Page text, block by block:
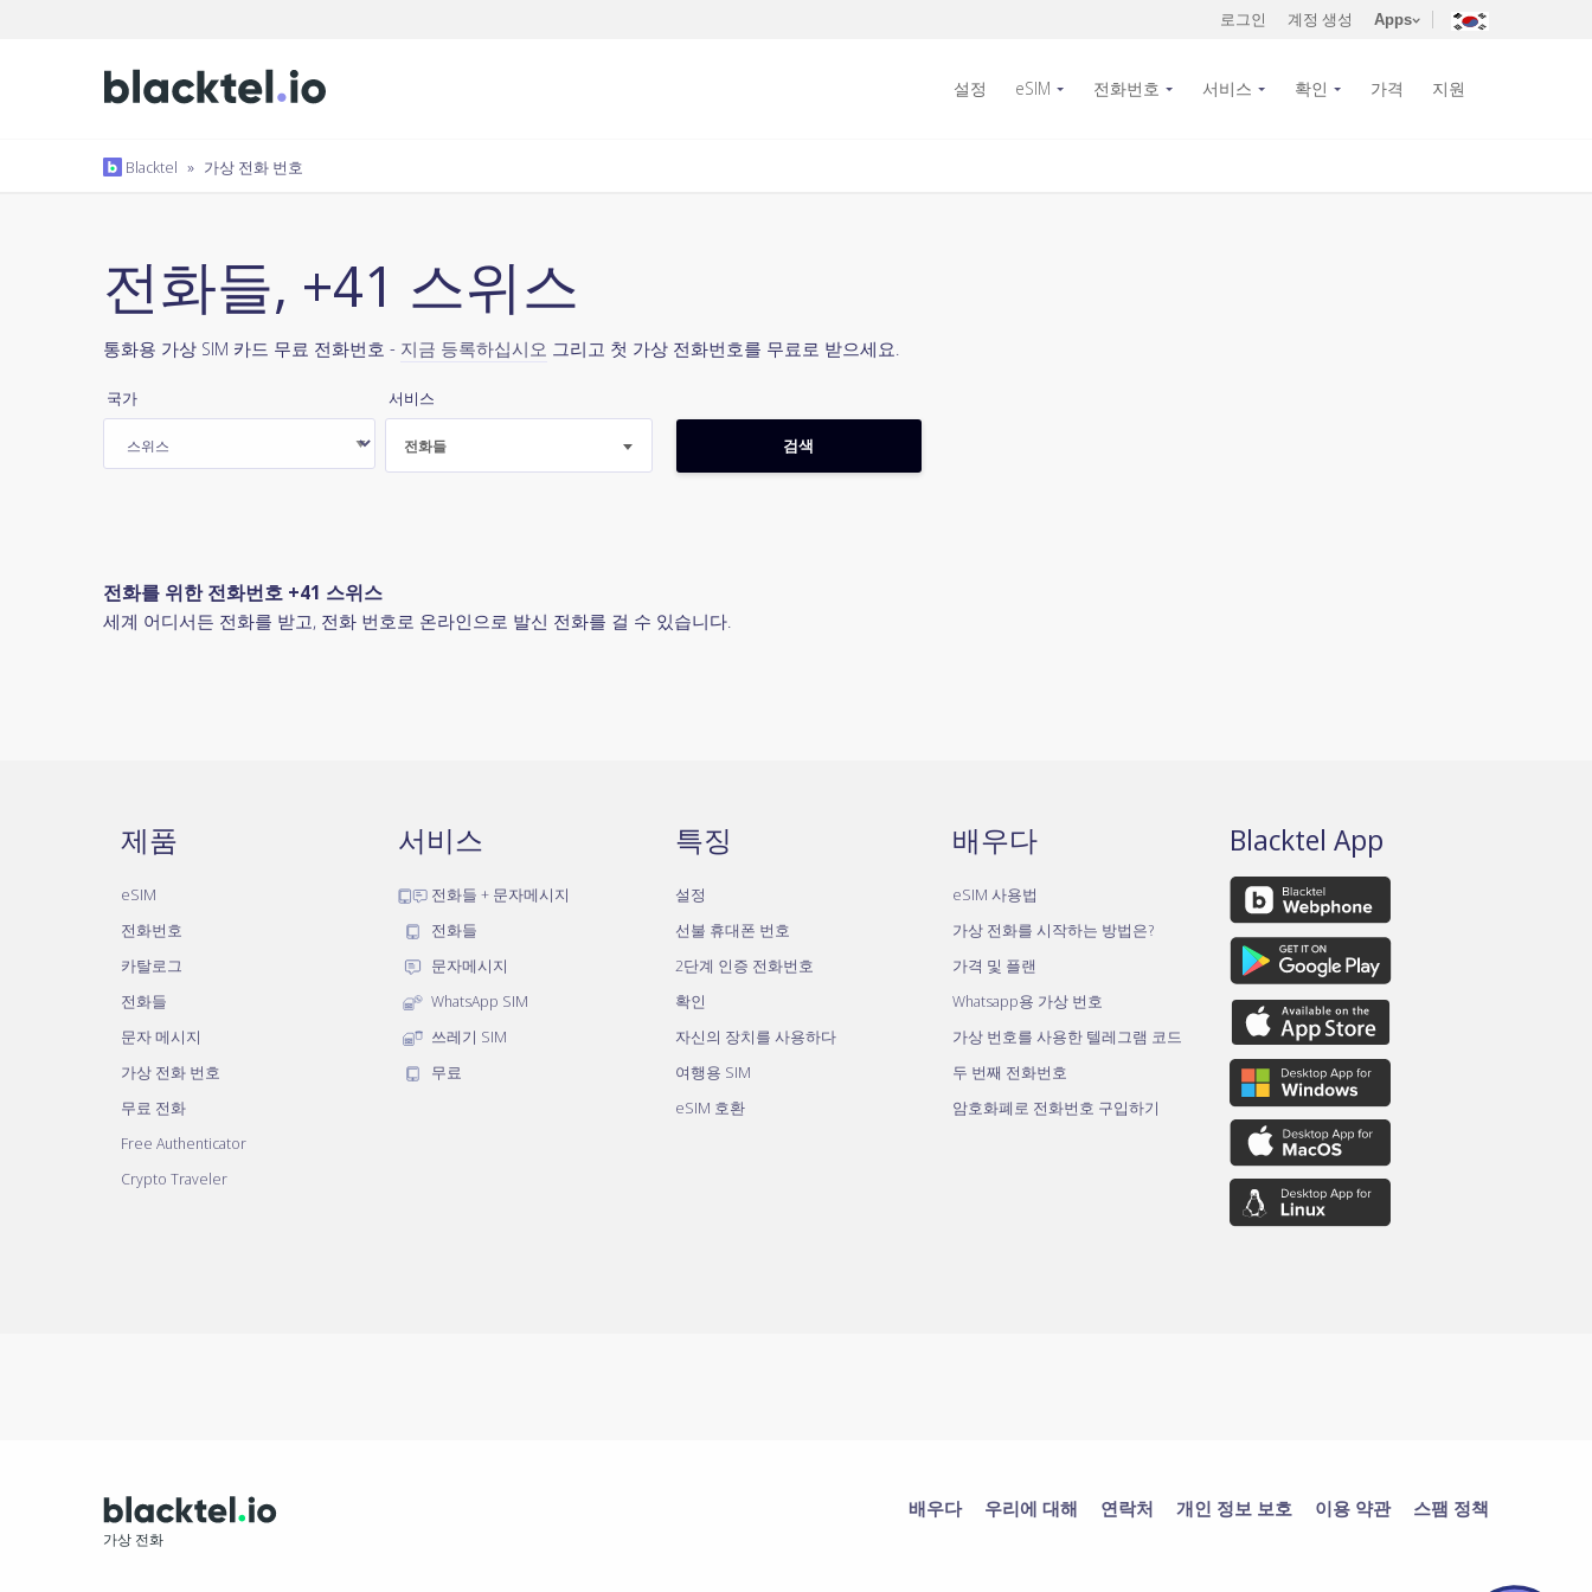
로그인 계정 생성 Apps
설정 eSIM 전화번호 서비스 확인 가격 지원
Blacktel » 가상 전화 번호
전화들, +41 스위스
통화용 가상 SIM 카드 무료 전화번호 - 지금 등록하십시오 그리고 첫 가상 전화번호를 무료로 받으세요.
국가 서비스
전화들
전화를 위한 전화번호 +41 스위스
세계 어디서든 전화를 받고, 전화 번호로 온라인으로 발신 전화를 걸 수 있습니다.
제품
eSIM
전화번호
카탈로그
전화들
문자 메시지
가상 전화 번호
무료 전화
Free Authenticator
Crypto Traveler
서비스
전화들 + 문자메시지
전화들
문자메시지
WhatsApp SIM
쓰레기 SIM
무료
특징
설정
선불 휴대폰 번호
2단계 인증 전화번호
확인
자신의 장치를 사용하다
여행용 SIM
eSIM 호환
배우다
eSIM 사용법
가상 전화를 시작하는 방법은?
가격 및 플랜
Whatsapp용 가상 번호
가상 번호를 사용한 텔레그램 코드
두 번째 전화번호
암호화폐로 전화번호 구입하기
Blacktel App
가상 전화
배우다 우리에 대해 연락처 개인 정보 보호 이용 약관 스팸 정책